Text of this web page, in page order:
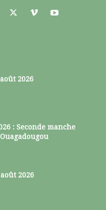
2026
: Seconde manche
2026